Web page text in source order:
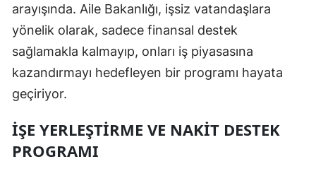
Kastamonu
Kayseri
Kırklareli
Kocaeli
arayışında. Aile Bakanlığı, işsiz vatandaşlara
yönelik olarak, sadece finansal destek
sağlamakla kalmayıp, onları iş piyasasına
kazandırmayı hedefleyen bir programı hayata
geçiriyor.
İŞE YERLEŞTIRME VE NAKIT DESTEK
PROGRAMI